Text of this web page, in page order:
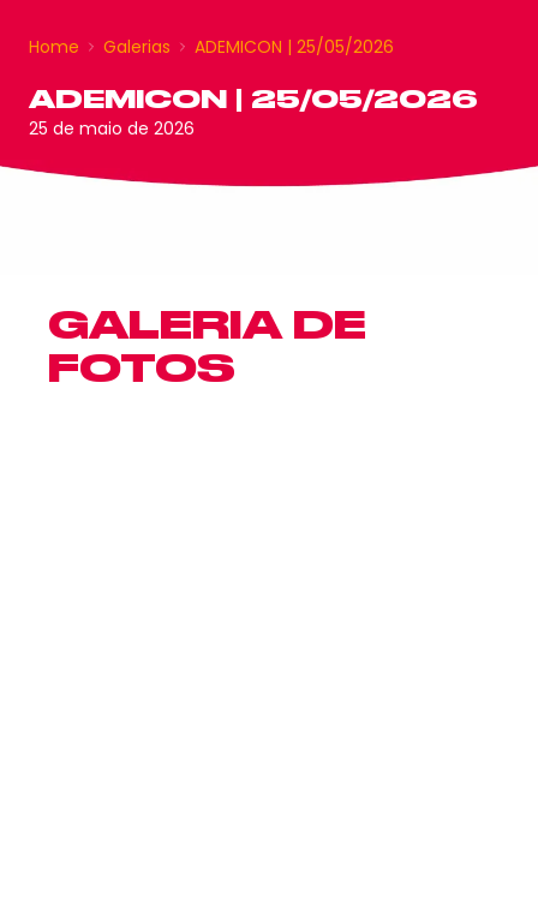
Home Galerias ADEMICON | 25/05/2026
ADEMICON | 25/05/2026
25 de maio de 2026
GALERIA DE
FOTOS